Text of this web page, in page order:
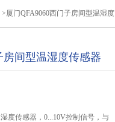
>厦门QFA9060西门子房间型温湿度传感器
房间型温湿度传感器
度传感器，0...10V控制信号，与